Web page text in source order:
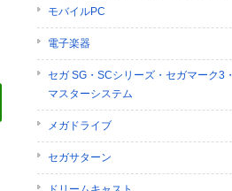
モバイルPC
電子楽器
セガ SG・SCシリーズ・セガマーク3・
マスターシステム
メガドライブ
セガサターン